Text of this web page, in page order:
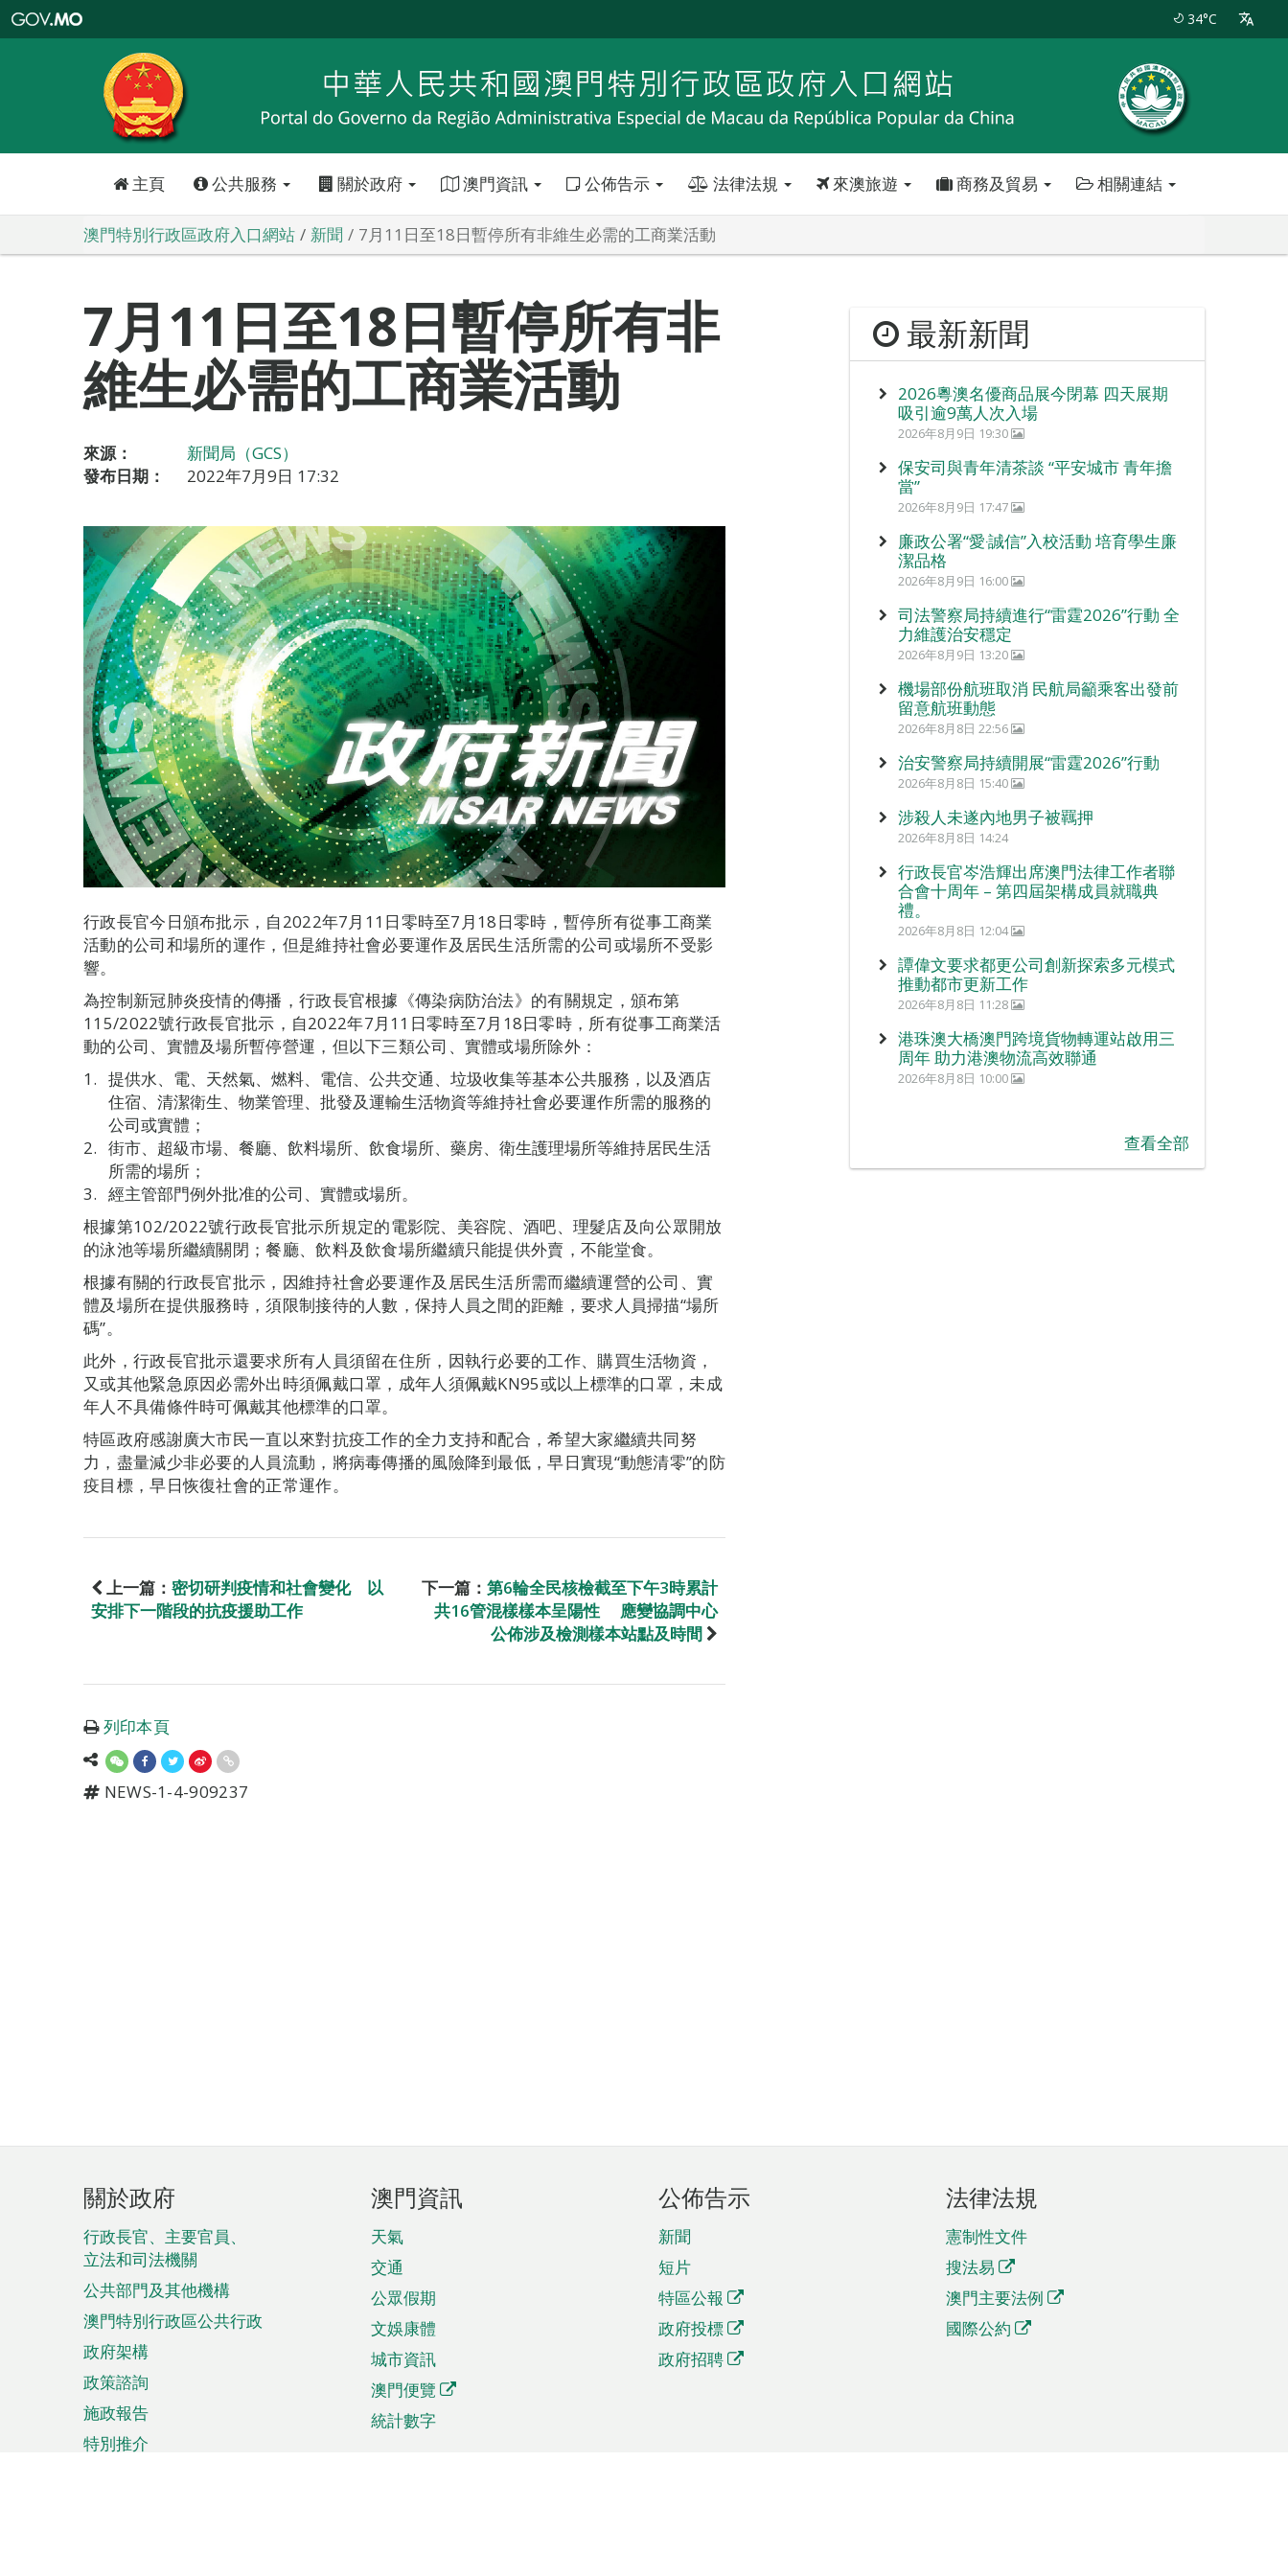
特
政
區
政
口
34°C
主頁 公共服務 關於政府 澳門資訊 公佈告示 法律法規 來澳旅遊 商務及貿易 相關連結
澳門特別行政區政府入口網站 新聞 7月11日至18日暫停所有非維生必需的工商業活動
7月11日至18日暫停所有非
維生必需的工商業活動
來源：
新聞局（GCS）
發布日期：
2022年7月9日 17:32
行政長官今日頒布批示，自2022年7月11日零時至7月18日零時，暫停所有從事工商業
活動的公司和場所的運作，但是維持社會必要運作及居民生活所需的公司或場所不受影
響。
為控制新冠肺炎疫情的傳播，行政長官根據《傳染病防治法》的有關規定，頒布第
115/2022號行政長官批示，自2022年7月11日零時至7月18日零時，所有從事工商業活
動的公司、實體及場所暫停營運，但以下三類公司、實體或場所除外：
提供水、電、天然氣、燃料、電信、公共交通、垃圾收集等基本公共服務，以及酒店
住宿、清潔衛生、物業管理、批發及運輸生活物資等維持社會必要運作所需的服務的
公司或實體；
街市、超級市場、餐廳、飲料場所、飲食場所、藥房、衛生護理場所等維持居民生活
所需的場所；
經主管部門例外批准的公司、實體或場所。
根據第102/2022號行政長官批示所規定的電影院、美容院、酒吧、理髮店及向公眾開放
的泳池等場所繼續關閉；餐廳、飲料及飲食場所繼續只能提供外賣，不能堂食。
根據有關的行政長官批示，因維持社會必要運作及居民生活所需而繼續運營的公司、實
體及場所在提供服務時，須限制接待的人數，保持人員之間的距離，要求人員掃描“場所
碼”。
此外，行政長官批示還要求所有人員須留在住所，因執行必要的工作、購買生活物資，
又或其他緊急原因必需外出時須佩戴口罩，成年人須佩戴KN95或以上標準的口罩，未成
年人不具備條件時可佩戴其他標準的口罩。
特區政府感謝廣大市民一直以來對抗疫工作的全力支持和配合，希望大家繼續共同努
力，盡量減少非必要的人員流動，將病毒傳播的風險降到最低，早日實現“動態清零”的防
疫目標，早日恢復社會的正常運作。
上一篇： 密切研判疫情和社會變化 以
安排下一階段的抗疫援助工作
下一篇： 第6輪全民核檢截至下午3時累計
共16管混樣樣本呈陽性 應變協調中心
公佈涉及檢測樣本站點及時間
列印本頁
NEWS-1-4-909237
最新新聞
2026粵澳名優商品展今閉幕 四天展期
吸引逾9萬人次入場
2026年8月9日 19:30
保安司與青年清茶談 “平安城市 青年擔
當”
2026年8月9日 17:47
廉政公署“愛‧誠信”入校活動 培育學生廉
潔品格
2026年8月9日 16:00
司法警察局持續進行“雷霆2026”行動 全
力維護治安穩定
2026年8月9日 13:20
機場部份航班取消 民航局籲乘客出發前
留意航班動態
2026年8月8日 22:56
治安警察局持續開展“雷霆2026”行動
2026年8月8日 15:40
涉殺人未遂內地男子被羈押
2026年8月8日 14:24
行政長官岑浩輝出席澳門法律工作者聯
合會十周年 – 第四屆架構成員就職典
禮。
2026年8月8日 12:04
譚偉文要求都更公司創新探索多元模式
推動都市更新工作
2026年8月8日 11:28
港珠澳大橋澳門跨境貨物轉運站啟用三
周年 助力港澳物流高效聯通
2026年8月8日 10:00
查看全部
頁
腳
菜
單
關於政府
行政長官、主要官員、
立法和司法機關
公共部門及其他機構
澳門特別行政區公共行政
政府架構
政策諮詢
施政報告
特別推介
澳門資訊
天氣
交通
公眾假期
文娛康體
城市資訊
澳門便覽
統計數字
公佈告示
新聞
短片
特區公報
政府投標
政府招聘
法律法規
憲制性文件
搜法易
澳門主要法例
國際公約